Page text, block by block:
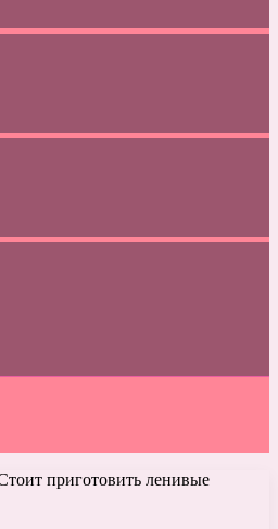
приготовить ленивые